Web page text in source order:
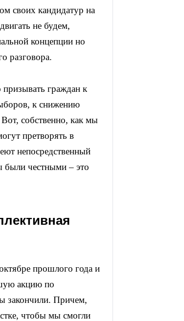
своих кандидатур на
не будем,
концепции но
разговора.
призывать граждан к
к снижению
Вот, собственно, как мы
претворять в
непосредственный
были честными – это
прошлого года и
акцию по
закончили. Причем,
чтобы мы смогли